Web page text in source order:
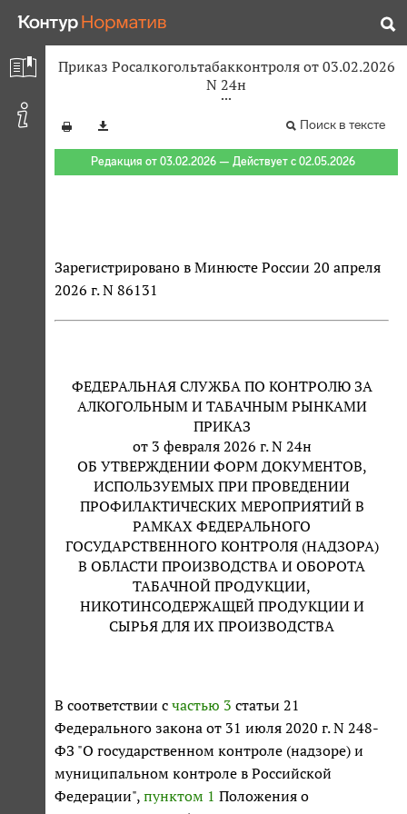
Приказ Росалкогольтабакконтроля от 03.02.2026
N 24н
Поиск в тексте
Редакция от 03.02.2026 — Действует с 02.05.2026
Зарегистрировано в Минюсте России 20 апреля
2026 г. N 86131
ФЕДЕРАЛЬНАЯ СЛУЖБА ПО КОНТРОЛЮ ЗА
АЛКОГОЛЬНЫМ И ТАБАЧНЫМ РЫНКАМИ
ПРИКАЗ
от 3 февраля 2026 г. N 24н
ОБ УТВЕРЖДЕНИИ ФОРМ ДОКУМЕНТОВ,
ИСПОЛЬЗУЕМЫХ ПРИ ПРОВЕДЕНИИ
ПРОФИЛАКТИЧЕСКИХ МЕРОПРИЯТИЙ В
РАМКАХ ФЕДЕРАЛЬНОГО
ГОСУДАРСТВЕННОГО КОНТРОЛЯ (НАДЗОРА)
В ОБЛАСТИ ПРОИЗВОДСТВА И ОБОРОТА
ТАБАЧНОЙ ПРОДУКЦИИ,
НИКОТИНСОДЕРЖАЩЕЙ ПРОДУКЦИИ И
СЫРЬЯ ДЛЯ ИХ ПРОИЗВОДСТВА
В соответствии с частью 3 статьи 21
Федерального закона от 31 июля 2020 г. N 248-
ФЗ "О государственном контроле (надзоре) и
муниципальном контроле в Российской
Федерации", пунктом 1 Положения о